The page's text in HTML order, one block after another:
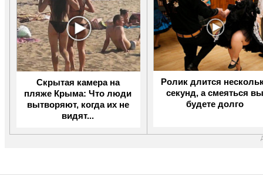
Скрытая камера на
пляже Крыма: Что люди
вытворяют, когда их не
видят...
Ролик длится
секунд, а смеяться
будете долго